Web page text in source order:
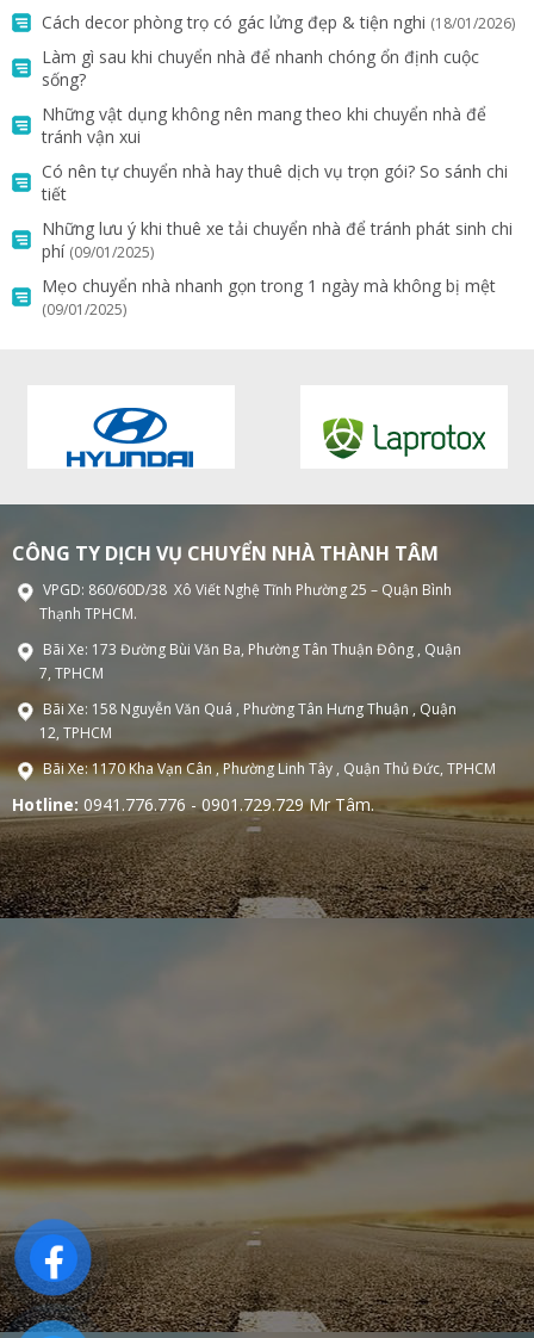
Cách decor phòng trọ có gác lửng đẹp & tiện nghi (18/01/2026)
Làm gì sau khi chuyển nhà để nhanh chóng ổn định cuộc
sống?
Những vật dụng không nên mang theo khi chuyển nhà để
tránh vận xui
Có nên tự chuyển nhà hay thuê dịch vụ trọn gói? So sánh chi
tiết
Những lưu ý khi thuê xe tải chuyển nhà để tránh phát sinh chi
phí (09/01/2025)
Mẹo chuyển nhà nhanh gọn trong 1 ngày mà không bị mệt
(09/01/2025)
CÔNG TY DỊCH VỤ CHUYỂN NHÀ THÀNH TÂM
VPGD: 860/60D/38 Xô Viết Nghệ Tĩnh Phường 25 – Quận Bình
Thạnh TPHCM.
Bãi Xe: 173 Đường Bùi Văn Ba, Phường Tân Thuận Đông , Quận
7, TPHCM
Bãi Xe: 158 Nguyễn Văn Quá , Phường Tân Hưng Thuận , Quận
12, TPHCM
Bãi Xe: 1170 Kha Vạn Cân , Phường Linh Tây , Quận Thủ Đức, TPHCM
Hotline: 0941.776.776 - 0901.729.729 Mr Tâm.